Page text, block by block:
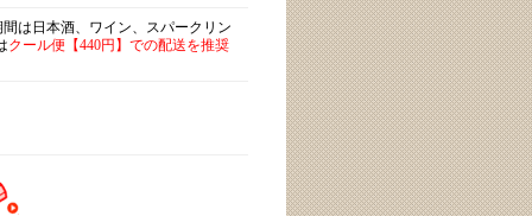
は日本酒、ワイン、スパークリン
クール便【440円】での配送を推奨